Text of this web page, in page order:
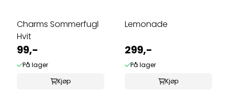
Charms Sommerfugl
Hvit
99,-
På lager
Kjøp
Lemonade
299,-
På lager
Kjøp